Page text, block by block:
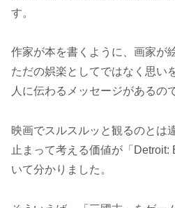
す。
作家が本を書くように、画家が
ただの娯楽としてではなく思い
人に伝わるメッセージがあるの
映画でスルスルッと観るのとは
止まって考える価値が「Detroit:
いて分かりました。